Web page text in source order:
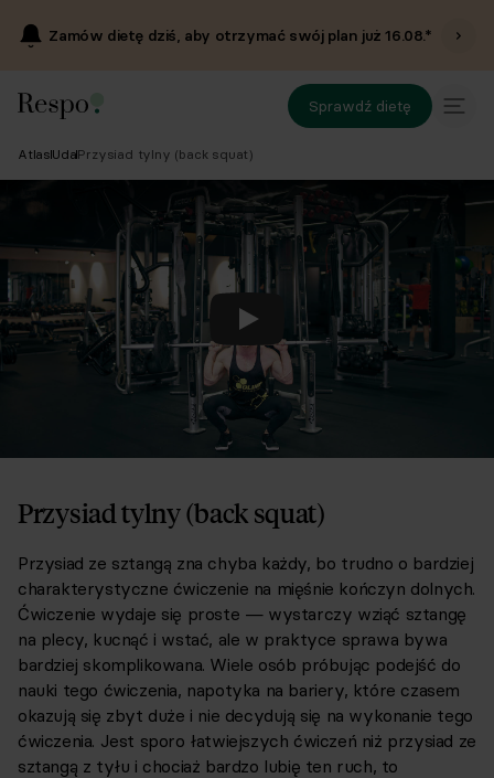
Zamów dietę dziś, aby otrzymać swój plan już16.08.*
Sprawdź dietę
Atlas UdaPrzysiad tylny (back squat)
Odtwórz
Przysiad tylny (back squat)
Przysiad ze sztangą zna chyba każdy, bo trudno o bardziej
charakterystyczne ćwiczenie na mięśnie kończyn dolnych.
Ćwiczenie wydaje się proste — wystarczy wziąć sztangę
na plecy, kucnąć i wstać, ale w praktyce sprawa bywa
bardziej skomplikowana. Wiele osób próbując podejść do
nauki tego ćwiczenia, napotyka na bariery, które czasem
okazują się zbyt duże i nie decydują się na wykonanie tego
ćwiczenia. Jest sporo łatwiejszych ćwiczeń niż przysiad ze
sztangą z tyłu i chociaż bardzo lubię ten ruch, to